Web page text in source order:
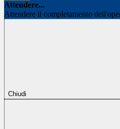
Attendere...
Attendere il completamento
Chiudi